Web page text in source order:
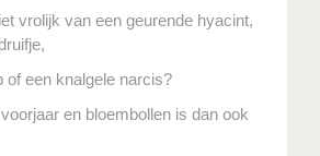
vrolijk van een geurende hyacint,
of een knalgele narcis?
en bloembollen is dan ook